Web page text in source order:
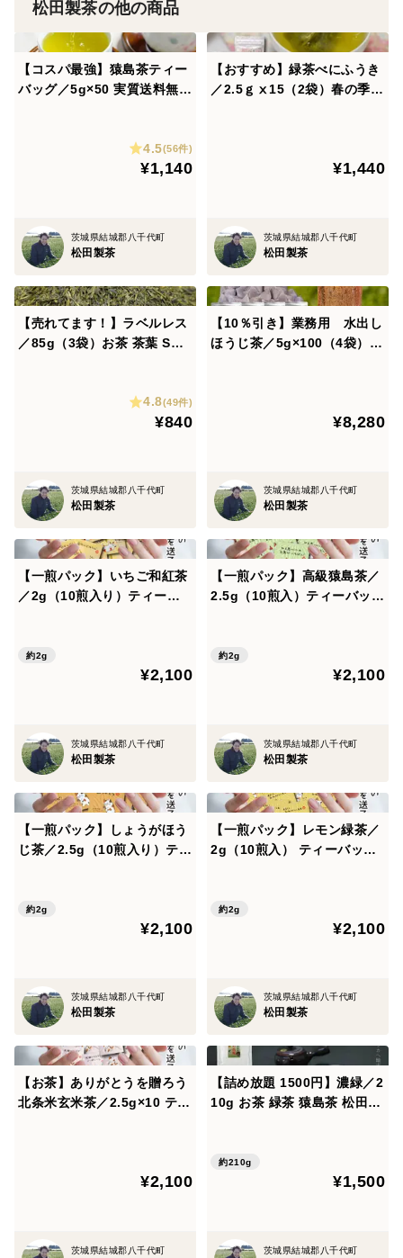
松田製茶の他の商品
【コスパ最強】猿島茶ティー
バッグ／5g×50 実質送料無料
本茶インストラクター監修 ク
リックポスト 冷茶 TBG-051
4.5(56件)
¥1,140
茨城県結城郡八千代町
松田製茶
【おすすめ】緑茶べにふうき
／2.5ｇⅹ15（2袋）春の季節
¥1,440
茨城県結城郡八千代町
松田製茶
【売れてます！】ラベルレス
／85g（3袋）お茶 茶葉 SDG
ンストラクター監修 LEF-02
4.8(49件)
¥840
茨城県結城郡八千代町
松田製茶
【10％引き】業務用 水出し
ほうじ茶／5g×100（4袋）
¥8,280
茨城県結城郡八千代町
松田製茶
【一煎パック】いちご和紅茶
／2g（10煎入り）ティーバ
ちゃん ほんの気持ち プレゼ
ント 送料無料 クリックポス
約2g
¥2,100
茨城県結城郡八千代町
松田製茶
【一煎パック】高級猿島茶／
2.5g（10煎入）ティーバッグ
ん ほんの気持ち プレゼント
送料無料 クリックポスト ギ
約2g
¥2,100
茨城県結城郡八千代町
松田製茶
【一煎パック】しょうがほう
じ茶／2.5g（10煎入り）ティ
の気持ち プレゼント クリッ
クポスト ギフト包装可 TBG-
約2g
¥2,100
茨城県結城郡八千代町
松田製茶
【一煎パック】レモン緑茶／
2g（10煎入） ティーバッグ
ん ほんの気持ち プレゼント
クリックポスト TBG-035
約2g
¥2,100
茨城県結城郡八千代町
松田製茶
【お茶】ありがとうを贈ろう
北条米玄米茶／2.5g×10 ティ
¥2,100
茨城県結城郡八千代町
【詰め放題 1500円】濃緑／2
10g お茶 緑茶 猿島茶 松田製
約210g
¥1,500
茨城県結城郡八千代町